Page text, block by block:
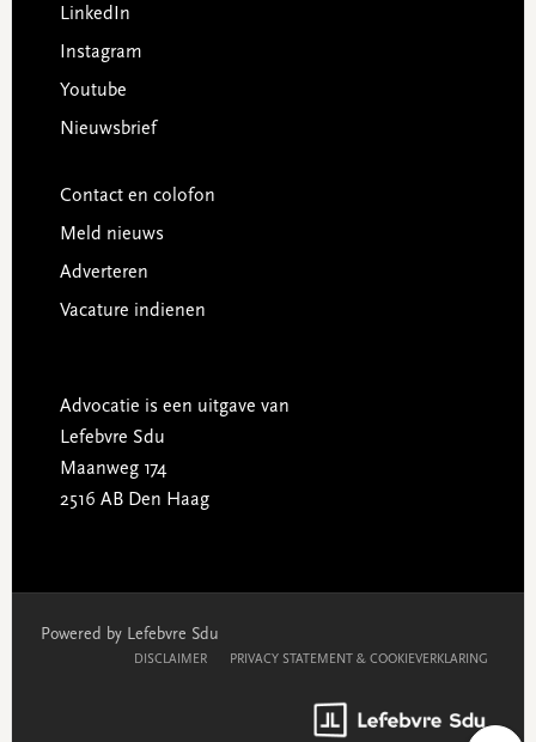
LinkedIn
Instagram
Youtube
Nieuwsbrief
Contact en colofon
Meld nieuws
Adverteren
Vacature indienen
Advocatie is een uitgave van
Lefebvre Sdu
Maanweg 174
2516 AB Den Haag
Powered by Lefebvre Sdu
DISCLAIMER PRIVACY STATEMENT & COOKIEVERKLARING